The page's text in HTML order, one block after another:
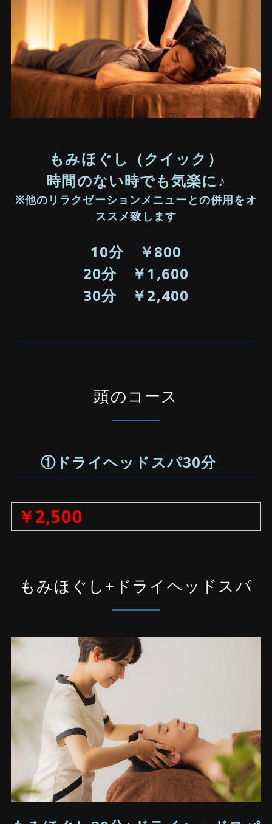
もみほぐし（クイック）
時間のない時でも気楽に♪
※他のリラクゼーションメニューとの併用をオ
ススメ致します
10分 ￥800
20分 ￥1,600
30分 ￥2,400
頭のコース
①ドライヘッドスパ30分
￥2,500
もみほぐし+ドライヘッドスパ